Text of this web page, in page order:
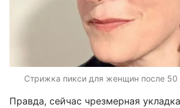
Стрижка пикси для женщин после 50
Правда, сейчас чрезмерная